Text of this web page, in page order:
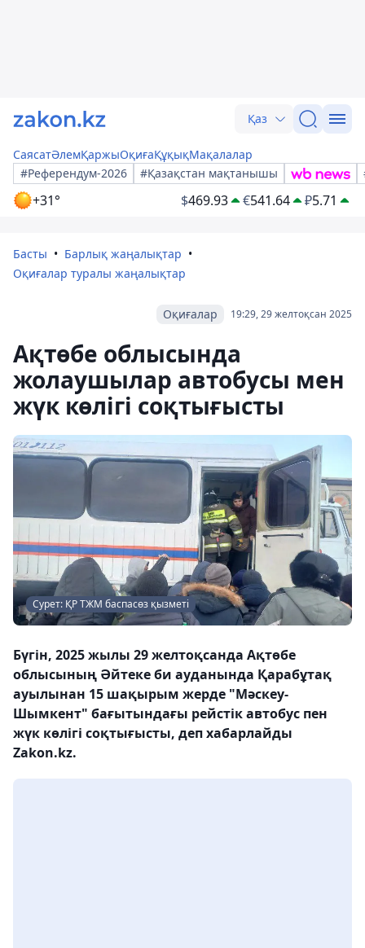
Қаз
СаясатӘлемҚаржыОқиғаҚұқықМақалалар
#Референдум-2026
#Қазақстан мақтанышы
+31° $469.93 €541.64 ₽5.71
Басты
Барлық жаңалықтар
Оқиғалар туралы жаңалықтар
19:29, 29 желтоқсан 2025
Оқиғалар
Ақтөбе облысында
жолаушылар автобусы мен
жүк көлігі соқтығысты
Сурет: ҚР ТЖМ баспасөз қызметі
Бүгін, 2025 жылы 29 желтоқсанда Ақтөбе
облысының Әйтеке би ауданында Қарабұтақ
ауылынан 15 шақырым жерде "Мәскеу-
Шымкент" бағытындағы рейстік автобус пен
жүк көлігі соқтығысты, деп хабарлайды
Zakon.kz.